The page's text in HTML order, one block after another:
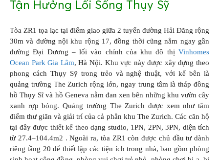
Tận Hưởng Lối Sống Thụy Sỹ
Tòa ZR1 tọa lạc tại điểm giao giữa 2 tuyến đường Hải Đăng rộng
30m và đường nội khu rộng 17, đồng thời cũng nằm ngay gần
đường Đại Dương – lối vào chính của khu đô thị Vinhomes
Ocean Park Gia Lâm, Hà Nội. Khu vực này được xây dựng theo
phong cách Thụy Sỹ trong trẻo và nghệ thuật, với kế bên là
quảng trường The Zurich rộng lớn, ngay trung tâm là tháp đồng
hồ Thụy Sĩ và hồ Geneva nằm đan xen bên những khu vườn cây
xanh rợp bóng. Quảng trường The Zurich được xem như tâm
điểm thư giãn và giải trí của cả phân khu The Zurich. Các căn hộ
tại đây được thiết kế theo dạng studio, 1PN, 2PN, 3PN, diện tích
từ 27.4–104.4m2 . Ngoài ra, tòa ZR1 còn được chủ đầu tư dành
riêng tầng 20 để thiết lập các tiện ích trong nhà, bao gồm phòng